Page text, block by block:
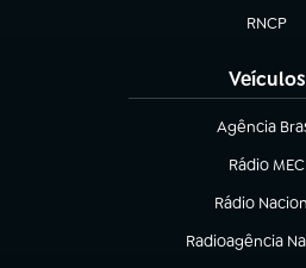
RNCP
(abre
Veículos
Agência
(abre em
Rádio MEC
Rádio
(abre em
Radioagência
(abre em nova